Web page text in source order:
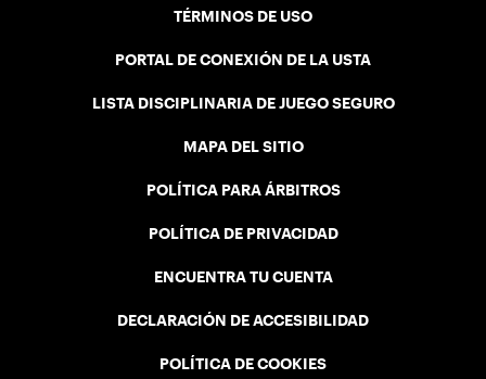
TÉRMINOS DE USO
PORTAL DE CONEXIÓN DE LA USTA
LISTA DISCIPLINARIA DE JUEGO SEGURO
MAPA DEL SITIO
POLÍTICA PARA ÁRBITROS
POLÍTICA DE PRIVACIDAD
ENCUENTRA TU CUENTA
DECLARACIÓN DE ACCESIBILIDAD
POLÍTICA DE COOKIES